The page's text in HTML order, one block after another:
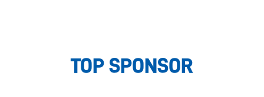
TOP SPONSOR